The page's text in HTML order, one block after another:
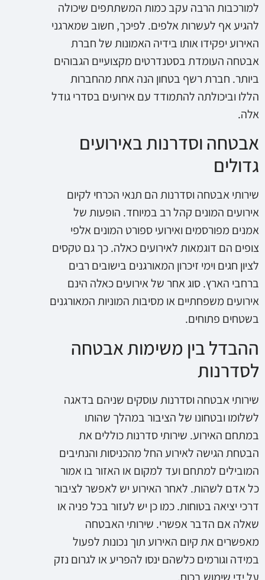
למורכבות הרבה עקב כמות המשתתפים שיכולה
להגיע אף לעשרות אלפים. לפיכך, חשוב שמארגני
האירוע יפקידו אותו בידיה האמונות של חברת
אבטחה העומדת בסטנדרטים מקצועיים הגבוהים
ביותר. חברת רשף בטחון הנה אחת מהחברות
הללו וביכולתה להתמודד עם אירועים בסדרי גודל
אלה.
אבטחה וסדרנות באירועים
גדולים
שירותי אבטחה וסדרנות הם תנאי הכרחי לקיום
אירועים המונים קהל רב במיוחד. הופעות של
אמנים מפורסמים ואירועי ספורט המונים אלפי
צופים הם דוגמאות לאירועים כאלה. כך גם טקסים
לציון חגים וימי זיכרון המאורגנים בישובים רבים
ברחבי הארץ. סוג אחר של אירועים כאלה הינם
אירועים משפחתיים או מסיבות המוניות המאורגנים
בשטחים פתוחים.
ההבדל בין משימות אבטחה
לסדרנות
שירותי אבטחה וסדרנות עוסקים שניהם בדאגה
לשלומו ובטחונו של הציבור במהלך שהותו
במתחם האירוע. שירותי סדרנות כוללים את
הבטחת הגישה לאירוע החל מהכניסות והנתיבים
המובילים למתחם ועד למקום או האזור בו אמור
כל אדם לשהות. לאחר האירוע יש לאפשר לציבור
דרכי יציאה בטוחות. כמו כן יש לעזור בכל פניה או
שאלה אם הדבר אפשרי. שירותי האבטחה
מאפשרים את קיום האירוע תוך נכונות לפעול
במידה וגורמים כלשהם ינסו להפריע או לגרום נזק
על ידי שימוש בכוח.